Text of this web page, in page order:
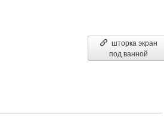
шторка экран
под ванной